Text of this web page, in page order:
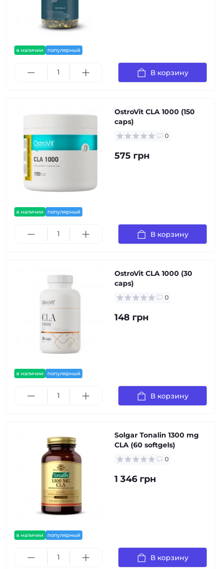
в наличии популярный
В корзину
в наличии популярный
OstroVit CLA 1000 (150
caps)
0
575 грн
В корзину
в наличии популярный
OstroVit CLA 1000 (30
caps)
0
148 грн
В корзину
в наличии популярный
Solgar Tonalin 1300 mg
CLA (60 softgels)
0
1 346 грн
В корзину